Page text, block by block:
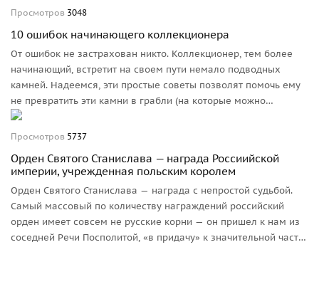
встречаются и универсальные, где название полка
подробнее.
Просмотров 3048
10 ошибок начинающего коллекционера
От ошибок не застрахован никто. Коллекционер, тем более
начинающий, встретит на своем пути немало подводных
камней. Надеемся, эти простые советы позволят помочь ему
не превратить эти камни в грабли (на которые можно
наступать снова и снова).
Просмотров 5737
Орден Святого Станислава — награда Россиийской
империи, учрежденная польским королем
Орден Святого Станислава — награда с непростой судьбой.
Самый массовый по количеству награждений российский
орден имеет совсем не русские корни — он пришел к нам из
соседней Речи Посполитой, «в придачу» к значительной части